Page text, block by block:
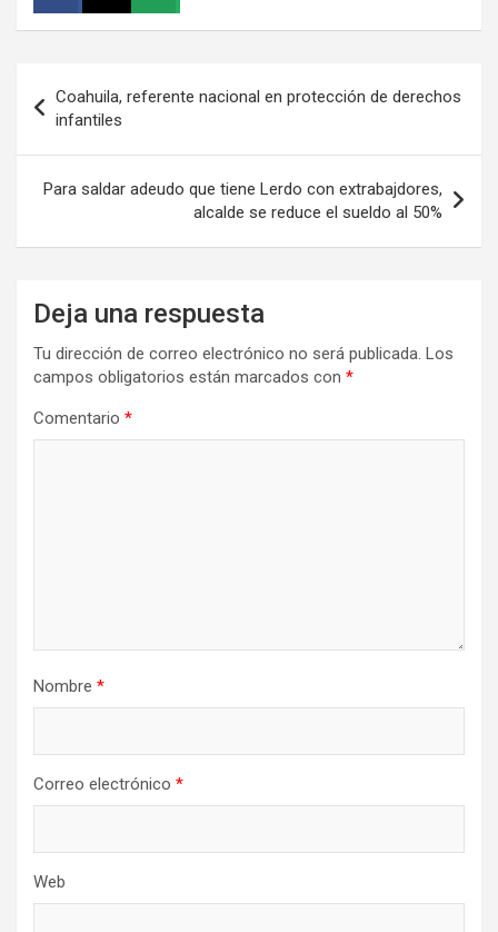
de
entradas
Coahuila, referente nacional en protección de derechos
infantiles
Para saldar adeudo que tiene Lerdo con extrabajdores,
alcalde se reduce el sueldo al 50%
Deja una respuesta
Tu dirección de correo electrónico no será publicada. Los
campos obligatorios están marcados con *
Comentario *
Nombre *
Correo electrónico *
Web